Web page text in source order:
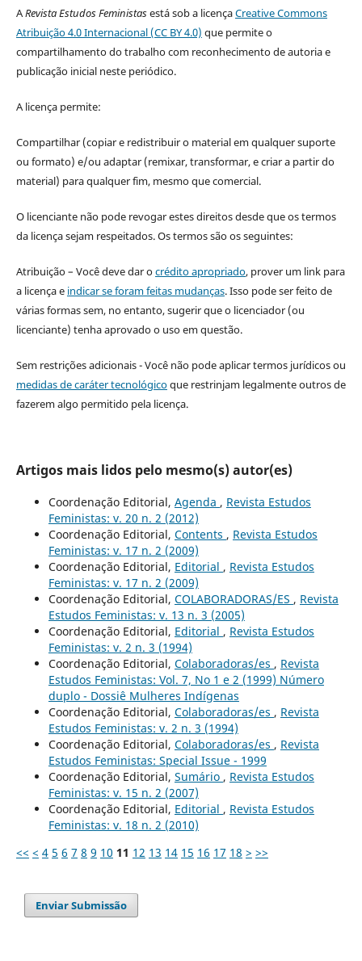
ARevista Estudos Feministasestá sob a licençaCreative Commons
Atribuição 4.0 Internacional (CC BY 4.0) que permite o
compartilhamento do trabalho com reconhecimento de autoria e
publicação inicial neste periódico.
A licença permite:
Compartilhar (copiar e redistribuir o material em qualquer suporte
ou formato) e/ou adaptar (remixar, transformar, e criar a partir do
material) para qualquer fim, mesmo que comercial.
O licenciante não pode revogar estes direitos desde que os termos
da licença sejam respeitados. Os termos são os seguintes:
Atribuição – Você deve dar ocrédito apropriado, prover um link para
a licença e indicar se foram feitas mudanças. Isso pode ser feito de
várias formas sem, no entanto, sugerir que o licenciador (ou
licenciante) tenha aprovado o uso em questão.
Sem restrições adicionais - Você não pode aplicar termos jurídicos ou
medidas de caráter tecnológicoque restrinjam legalmente outros de
fazerem algo permitido pela licença.
Artigos mais lidos pelo mesmo(s) autor(es)
Coordenação Editorial, Agenda , Revista Estudos
Feministas: v. 20 n. 2 (2012)
Coordenação Editorial, Contents , Revista Estudos
Feministas: v. 17 n. 2 (2009)
Coordenação Editorial, Editorial , Revista Estudos
Feministas: v. 17 n. 2 (2009)
Coordenação Editorial, COLABORADORAS/ES , Revista
Estudos Feministas: v. 13 n. 3 (2005)
Coordenação Editorial, Editorial , Revista Estudos
Feministas: v. 2 n. 3 (1994)
Coordenação Editorial, Colaboradoras/es , Revista
Estudos Feministas: Vol. 7, No 1 e 2 (1999) Número
duplo - Dossiê Mulheres Indígenas
Coordenação Editorial, Colaboradoras/es , Revista
Estudos Feministas: v. 2 n. 3 (1994)
Coordenação Editorial, Colaboradoras/es , Revista
Estudos Feministas: Special Issue - 1999
Coordenação Editorial, Sumário , Revista Estudos
Feministas: v. 15 n. 2 (2007)
Coordenação Editorial, Editorial , Revista Estudos
Feministas: v. 18 n. 2 (2010)
<< < 4 5 6 7 8 9 10 11 12 13 14 15 16 17 18 > >>
Enviar Submissão